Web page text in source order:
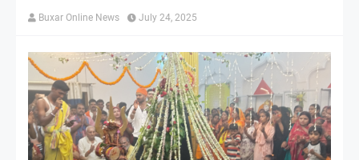
Buxar Online News July 24, 2025